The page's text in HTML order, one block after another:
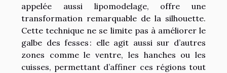
appelée aussi lipomodelage, offre une
transformation remarquable de la silhouette.
Cette technique ne se limite pas à améliorer le
galbe des fesses : elle agit aussi sur d’autres
zones comme le ventre, les hanches ou les
cuisses, permettant d’affiner ces régions tout